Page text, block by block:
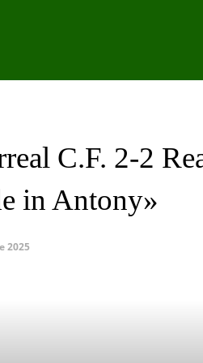
C.F. 2-2
in Antony»
2025